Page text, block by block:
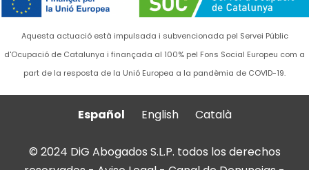
Aquesta actuació està impulsada i subvencionada pel Servei Públic
d'Ocupació de Catalunya i finançada al 100% pel Fons Social Europeu com a
part de la resposta de la Unió Europea a la pandèmia de COVID-19.
Español English Català
© 2024 DiG Abogados S.L.P. todos los derechos